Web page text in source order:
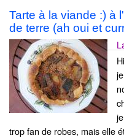
Tarte à la viande :) à
de terre (ah oui et
trop fan de robes, mais elle